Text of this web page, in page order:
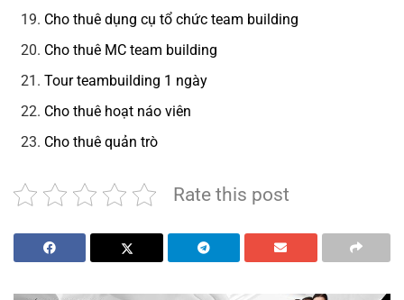
Cho thuê dụng cụ tổ chức team building
Cho thuê MC team building
Tour teambuilding 1 ngày
Cho thuê hoạt náo viên
Cho thuê quản trò
Rate this post